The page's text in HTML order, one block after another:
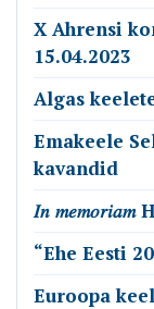
X Ahrensi
15.04.2023
Algas
Emakeele
kavandid
𝐼𝑛 𝑚𝑒𝑚𝑜𝑟𝑖𝑎𝑚
“Ehe Eesti
Euroopa